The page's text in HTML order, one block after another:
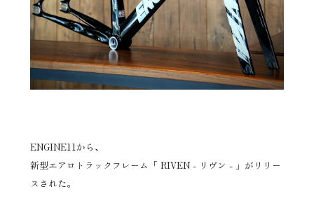
ENGINE11から、
新型エアロトラックフレーム「 RIVEN - リヴン - 」がリリー
スされた。